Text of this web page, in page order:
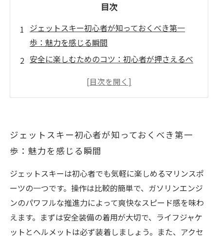
目次
ジェットスキー初心者が知っておくべき第一
歩：魅力を感じる瞬間
安全に楽しむためのコツ：初心者が押さえるべ
操作も簡単！実際に体験して味わう爽快なスピ
体験を終えるために
初心者からプロへ！ジェットスキーの魅力をも
っと深く知ろう
ジェットスキーの魅力、初心者でも手軽に楽し
める理由とは？
初心者必見！ジェットスキー体験で注意すべき
ポイントまとめ
ジェットスキー初心者が知っておくべき第一
歩：魅力を感じる瞬間
ジェットスキーは初心者でも気軽に楽しめるマリンスポ
ーツの一つです。操作は比較的簡単で、ガソリンエンジ
ンのパワフルな推進力によって爽快なスピード感を味わ
えます。まずは安全装備の着用が大切で、ライフジャケ
ットとヘルメットは必ず装着しましょう。また、アクセ